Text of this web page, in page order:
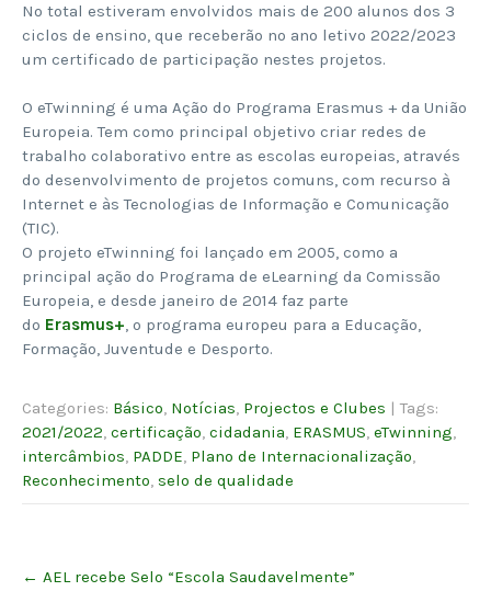
No total estiveram envolvidos mais de 200 alunos dos 3
ciclos de ensino, que receberão no ano letivo 2022/2023
um certificado de participação nestes projetos.
O eTwinning é uma Ação do Programa Erasmus + da União
Europeia. Tem como principal objetivo criar redes de
trabalho colaborativo entre as escolas europeias, através
do desenvolvimento de projetos comuns, com recurso à
Internet e às Tecnologias de Informação e Comunicação
(TIC).
O projeto eTwinning foi lançado em 2005, como a
principal ação do Programa de eLearning da Comissão
Europeia, e desde janeiro de 2014 faz parte
do Erasmus+, o programa europeu para a Educação,
Formação, Juventude e Desporto.
Categories: Básico, Notícias, Projectos e Clubes | Tags:
2021/2022, certificação, cidadania, ERASMUS, eTwinning,
intercâmbios, PADDE, Plano de Internacionalização,
Reconhecimento, selo de qualidade
navigation
← AEL recebe Selo “Escola Saudavelmente”